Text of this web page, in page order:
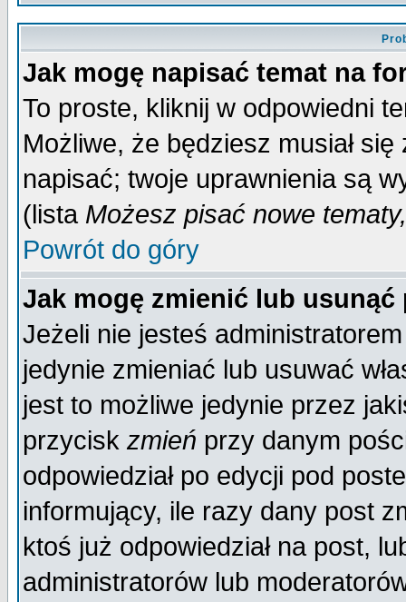
Jak mogę napisać temat na
To proste, kliknij w odpowiedni
Możliwe, że będziesz musiał
napisać; twoje uprawnienia są
(lista Możesz pisać nowe
Powrót do góry
Jak mogę zmienić lub usunąć
Jeżeli nie jesteś
jedynie zmieniać lub usuwać
jest to możliwe jedynie przez
przycisk zmień przy danym
odpowiedział po edycji pod
informujący, ile razy dany post
ktoś już odpowiedział na post,
administratorów lub